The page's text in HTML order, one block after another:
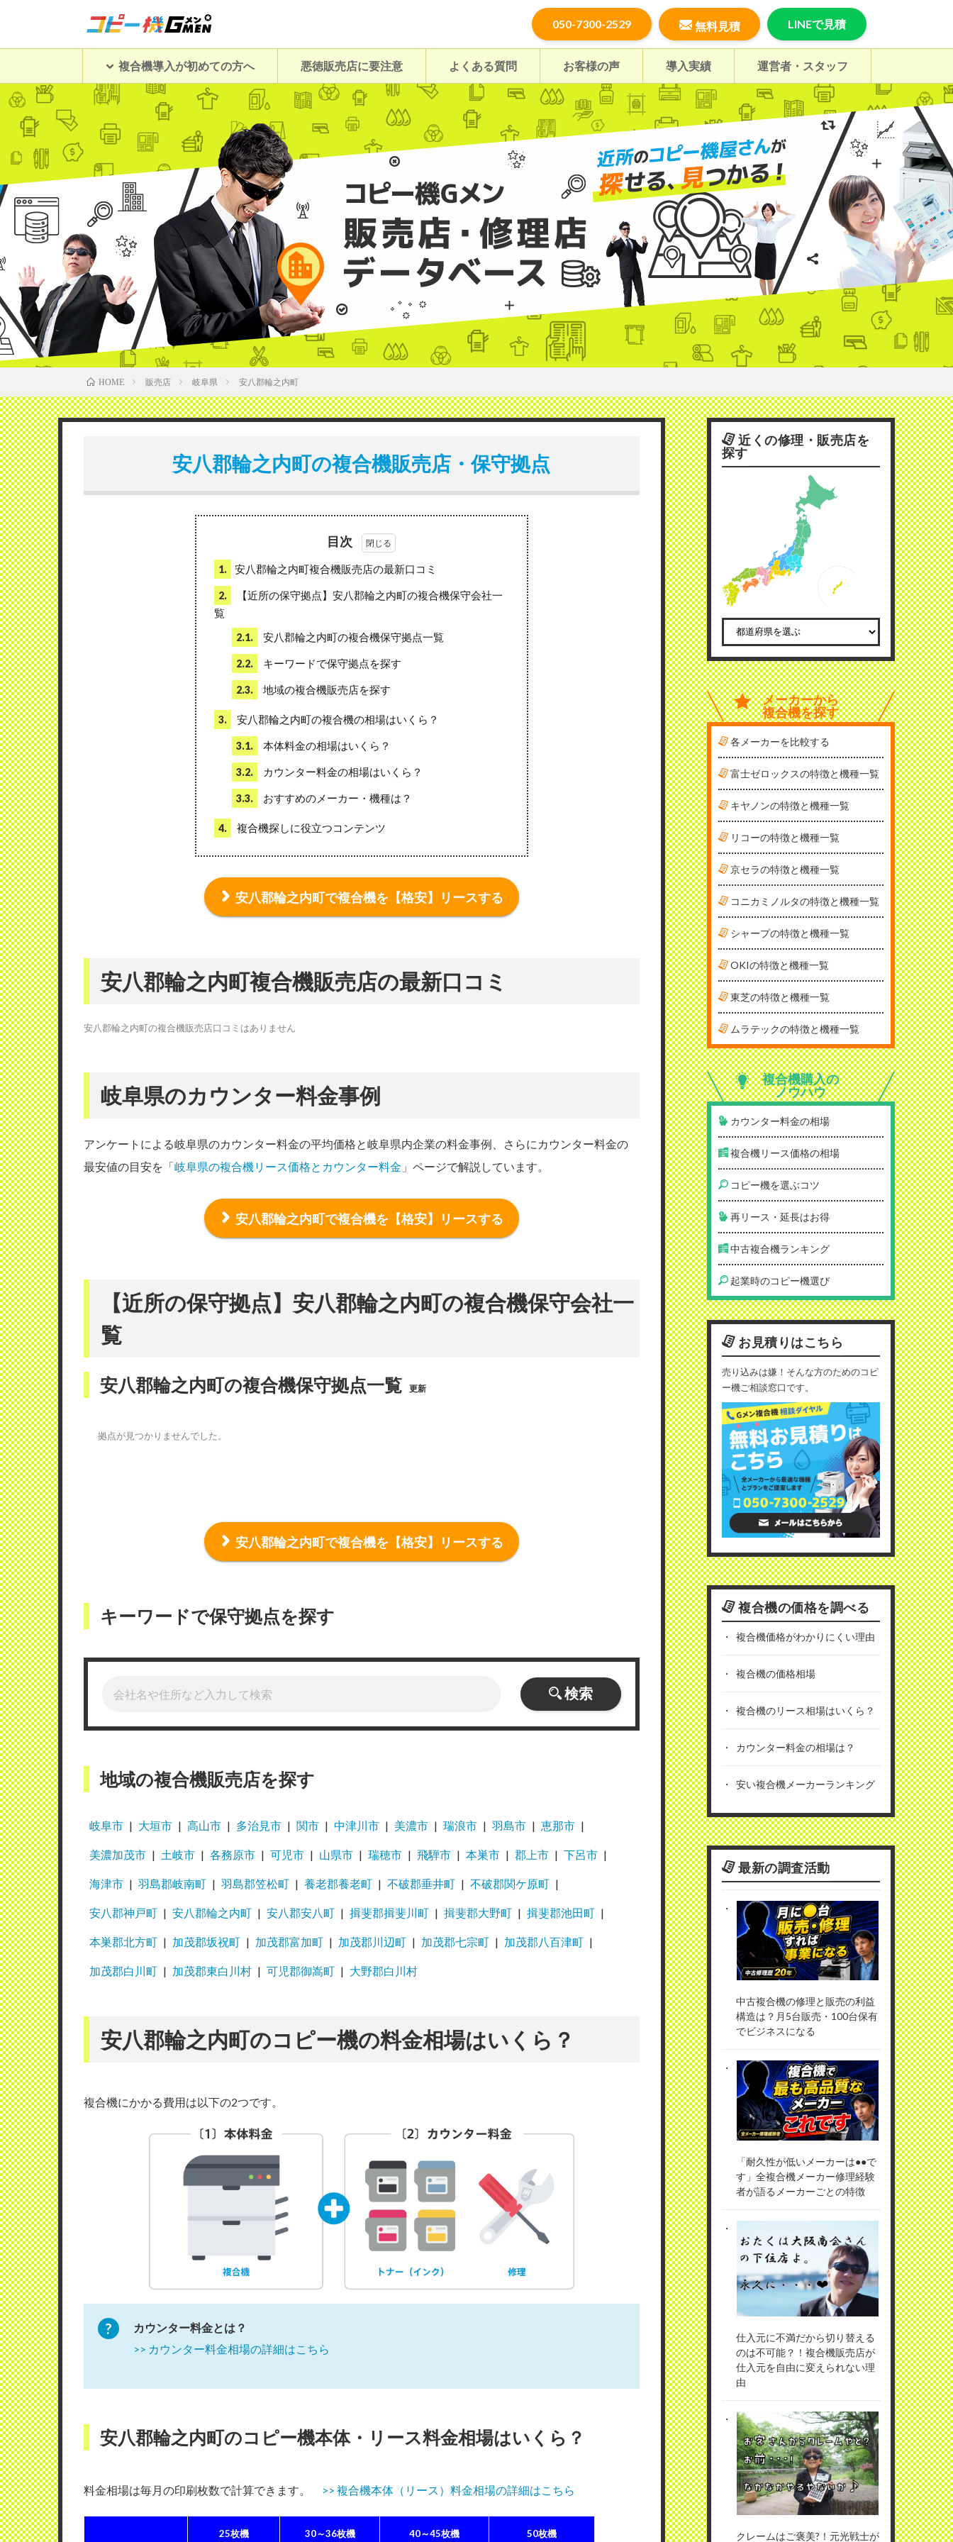
050-7300-2529 無料見積 LINEで見積
複合機導入が初めての方へ 悪徳販売店に要注意 よくある質問 お客様の声 導入実績 運営者・スタッフ
HOME 販売店 岐阜県 安八郡輪之内町
安八郡輪之内町の複合機販売店・保守拠点
目次
1. 安八郡輪之内町複合機販売店の最新口コミ
2.
【近所の保守拠点】安八郡輪之内町の複合機保守会社一
覧
2.1. 安八郡輪之内町の複合機保守拠点一覧
2.2. キーワードで保守拠点を探す
2.3. 地域の複合機販売店を探す
3. 安八郡輪之内町の複合機の相場はいくら？
3.1. 本体料金の相場はいくら？
3.2. カウンター料金の相場はいくら？
3.3. おすすめのメーカー・機種は？
4. 複合機探しに役立つコンテンツ
安八郡輪之内町で複合機を【格安】リースする
安八郡輪之内町複合機販売店の最新口コミ
安八郡輪之内町の複合機販売店口コミはありません
岐阜県のカウンター料金事例
アンケートによる岐阜県のカウンター料金の平均価格と岐阜県内企業の料金事例、さらにカウンター料金の
最安値の目安を「岐阜県の複合機リース価格とカウンター料金 」ページで解説しています。
安八郡輪之内町で複合機を【格安】リースする
【近所の保守拠点】安八郡輪之内町の複合機保守会社一
覧
安八郡輪之内町の複合機保守拠点一覧 更新
拠点が見つかりませんでした。
安八郡輪之内町で複合機を【格安】リースする
キーワードで保守拠点を探す
検索
地域の複合機販売店を探す
岐阜市 大垣市 高山市 多治見市 関市 中津川市 美濃市 瑞浪市 羽島市 恵那市
美濃加茂市 土岐市 各務原市 可児市 山県市 瑞穂市 飛騨市 本巣市 郡上市 下呂市
海津市 羽島郡岐南町 羽島郡笠松町 養老郡養老町 不破郡垂井町 不破郡関ケ原町
安八郡神戸町 安八郡輪之内町 安八郡安八町 揖斐郡揖斐川町 揖斐郡大野町 揖斐郡池田町
本巣郡北方町 加茂郡坂祝町 加茂郡富加町 加茂郡川辺町 加茂郡七宗町 加茂郡八百津町
加茂郡白川町 加茂郡東白川村 可児郡御嵩町 大野郡白川村
安八郡輪之内町のコピー機の料金相場はいくら？
複合機にかかる費用は以下の2つです。
カウンター料金とは？
>> カウンター料金相場の詳細はこちら
安八郡輪之内町のコピー機本体・リース料金相場はいくら？
料金相場は毎月の印刷枚数で計算できます。 >> 複合機本体（リース）料金相場の詳細はこちら
25枚機 30～36枚機 40～45枚機 50枚機
近くの修理・販売店を
探す
メーカーから
複合機を探す
各メーカーを比較する
富士ゼロックスの特徴と機種一覧
キヤノンの特徴と機種一覧
リコーの特徴と機種一覧
京セラの特徴と機種一覧
コニカミノルタの特徴と機種一覧
シャープの特徴と機種一覧
OKIの特徴と機種一覧
東芝の特徴と機種一覧
ムラテックの特徴と機種一覧
複合機購入の
ノウハウ
カウンター料金の相場
複合機リース価格の相場
コピー機を選ぶコツ
再リース・延長はお得
中古複合機ランキング
起業時のコピー機選び
お見積りはこちら
売り込みは嫌！そんな方のためのコピ
ー機ご相談窓口です。
複合機の価格を調べる
複合機価格がわかりにくい理由
複合機の価格相場
複合機のリース相場はいくら？
カウンター料金の相場は？
安い複合機メーカーランキング
最新の調査活動
中古複合機の修理と販売の利益
構造は？月5台販売・100台保有
でビジネスになる
「耐久性が低いメーカーは●●で
す」全複合機メーカー修理経験
者が語るメーカーごとの特徴
仕入元に不満だから切り替える
のは不可能？！複合機販売店が
仕入元を自由に変えられない理
由
クレームはご褒美?！元光戦士が